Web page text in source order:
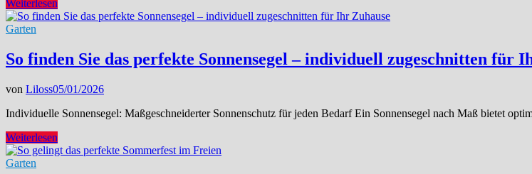
Nie
mehr
rätseln:
funktioniert
die
Füllstandsanzeige
Ihre
Zisterne
Weiterlesen
Garten
So finden Sie das perfekte Sonnensegel – individuell zugeschnitten für
von Liloss05/01/2026
Individuelle Sonnensegel: Maßgeschneiderter Sonnenschutz für jeden Bedarf Ein Sonnensegel nach Maß bietet
So
finden
Sie
Weiterlesen
Garten